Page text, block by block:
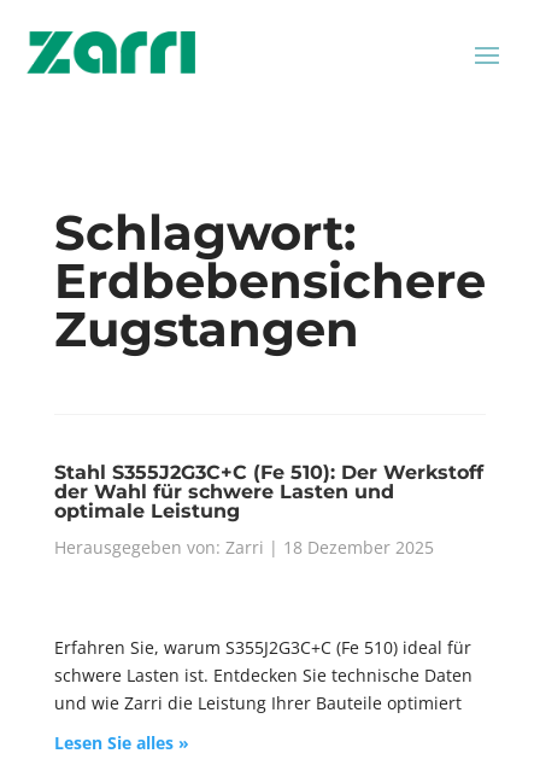
Schlagwort:
Erdbebensichere
Zugstangen
Stahl S355J2G3C+C (Fe 510): Der Werkstoff
der Wahl für schwere Lasten und
optimale Leistung
Herausgegeben von: Zarri | 18 Dezember 2025
Erfahren Sie, warum S355J2G3C+C (Fe 510) ideal für
schwere Lasten ist. Entdecken Sie technische Daten
und wie Zarri die Leistung Ihrer Bauteile optimiert
Lesen Sie alles »